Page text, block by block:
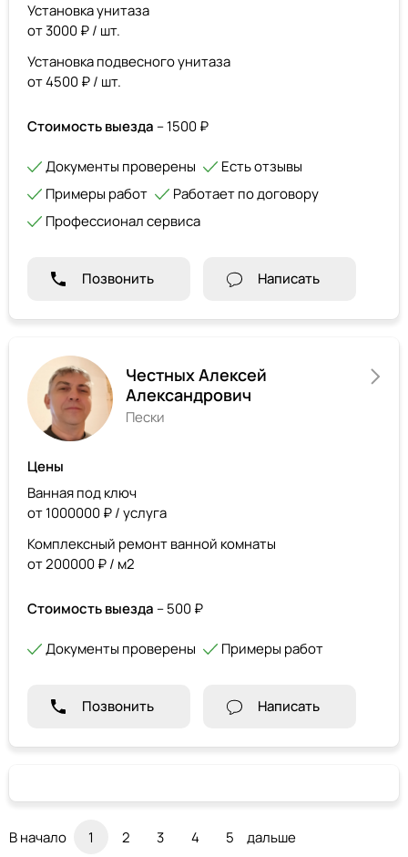
Установка унитаза
от 3000 ₽ / шт.
Установка подвесного унитаза
от 4500 ₽ / шт.
Стоимость выезда – 1500 ₽
Документы проверены
Есть отзывы
Примеры работ
Работает по договору
Профессионал сервиса
Позвонить Написать
Честных Алексей
Александрович
Пески
Цены
Ванная под ключ
от 1000000 ₽ / услуга
Комплексный ремонт ванной комнаты
от 200000 ₽ / м2
Стоимость выезда – 500 ₽
Документы проверены Примеры работ
Позвонить Написать
В начало 1 2 3 4 5 дальше